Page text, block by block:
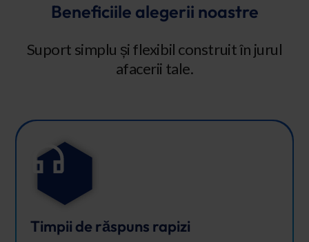
Beneficiile alegerii noastre
Suport simplu și flexibil construit în jurul
afacerii tale.
Timpii de răspuns rapizi